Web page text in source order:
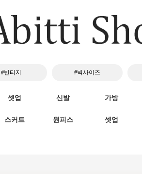
#빈티지 #빅사이즈
셋업 신발 가방
스커트 원피스 셋업